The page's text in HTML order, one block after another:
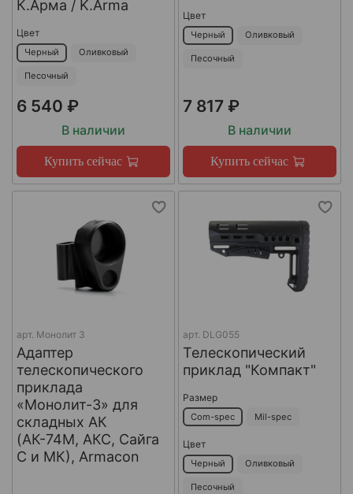
К.Арма / K.Arma
Цвет
Черный Оливковый
Песочный
6 540 ₽
В наличии
Купить сейчас
Цвет
Черный Оливковый
Песочный
7 817 ₽
В наличии
Купить сейчас
арт. Монолит 3
Адаптер
телескопического
приклада
«Монолит-3» для
складных АК
(АК-74М, АКС, Сайга
С и МК), Armacon
арт. DLG055
Телескопический
приклад "Компакт"
Размер
Com-spec Mil-spec
Цвет
Черный Оливковый
Песочный